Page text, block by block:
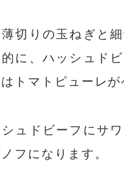
切りの玉ねぎと
に、ハッシュド
トマトピューレが
ュドビーフにサ
フになります。